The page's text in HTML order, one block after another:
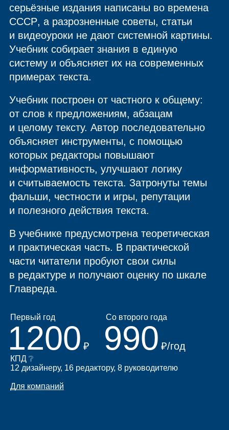
серьёзные издания написаны во времена
СССР, а разрозненные советы, статьи
и видеоуроки не дают системной картины.
Учебник собирает знания в единую
систему и объясняет их на современных
примерах текста.
Учебник построен от частного к общему:
от слов к предложениям, абзацам
и целому тексту. Автор последовательно
объясняет инструменты, с помощью
которых редакторы повышают
информативность, улучшают логику
и считываемость текста. Затронуты темы
фальши, честности и игры, репутации
и полезного действия текста.
В учебнике предусмотрена теоретическая
и практическая часть. В практической
части читатели пробуют свои силы
в редактуре и получают оценку по шкале
Главреда.
Первый год
1200 ₽
Со второго года
990 ₽/год
КПД ❔
12 дизайнеру, 16 редактору, 8 руководителю
Для компаний